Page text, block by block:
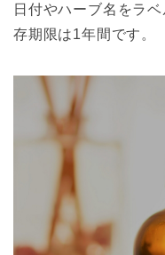
日付やハーブ名をラ
存期限は1年間です。